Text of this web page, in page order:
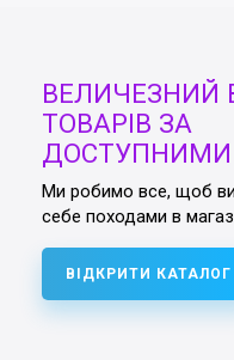
ВЕЛИЧЕЗНИЙ
ТОВАРІВ ЗА
ДОСТУПНИМИ
Ми робимо все, щоб
себе походами в
ВІДКРИТИ КАТАЛОГ